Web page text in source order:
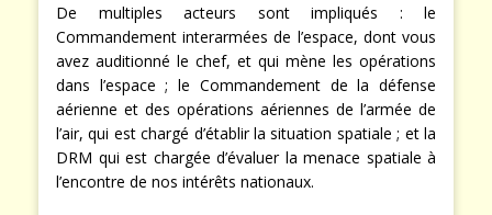
De multiples acteurs sont impliqués : le
Commandement interarmées de l’espace, dont vous
avez auditionné le chef, et qui mène les opérations
dans l’espace ; le Commandement de la défense
aérienne et des opérations aériennes de l’armée de
l’air, qui est chargé d’établir la situation spatiale ; et la
DRM qui est chargée d’évaluer la menace spatiale à
l’encontre de nos intérêts nationaux.